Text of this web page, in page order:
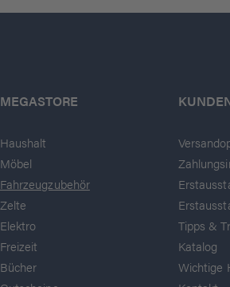
MEGASTORE
Haushalt
Möbel
Fahrzeugzubehör
Zelte
Elektro
Freizeit
Bücher
Tipps &
Katalog
Wichtige